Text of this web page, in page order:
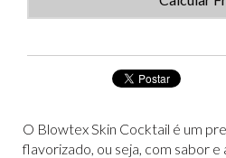
O Blowtex Skin Cocktail é um
flavorizado, ou seja, com sabor e